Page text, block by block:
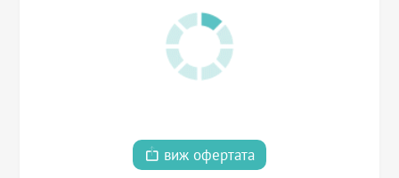
виж офертата